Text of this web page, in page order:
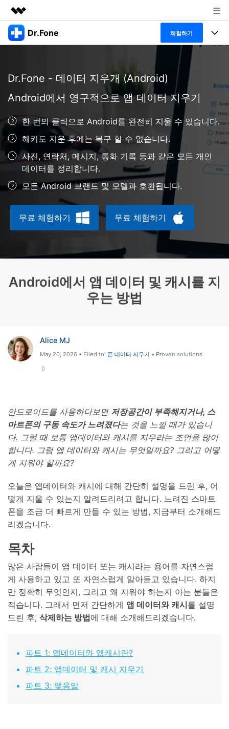
주요 제품
개요
솔루션
회사 소개
플랜 및 가격
도움말 센터
Dr.Fone 체험하기
특징
Dr.Fone Basic
폴 툴킷 보기 >
프로그램
온라인
더 보기
닥터폰 하이라이트 살펴보기
사용 방법은 무엇입니까?
리소스
다운로드 센터
공식 설치 파일 및 최신 버전 업데이트를 제공
🔓️온라인 잠금 해제
iOS26 다운그레이드
무료 다운로드 로그인
검색하기
Dr.Fone - 데이터 지우개 (Android)
Android에서 영구적으로 앱 데이터 지우기
한 번의 클릭으로 Android를 완전히 지울 수 있습니다.
해커도 지운 후에는 복구 할 수 없습니다.
사진, 연락처, 메시지, 통화 기록 등과 같은 모든 개인
데이터를 정리합니다.
모든 Android 브랜드 및 모델과 호환됩니다.
무료 체험하기 무료 체험하기
Android에서 앱 데이터 및 캐시를 지
우는 방법
Alice MJ
May 20, 2026 • Filed to: 폰 데이터 지우기 • Proven solutions
0
안드로이드를 사용하다보면 저장공간이 부족해지거나, 스
마트폰의 구동 속도가 느려졌다는 것을 느낄 때가 있습니
다. 그럴 때 보통 앱데이터와 캐시를 지우라는 조언을 많이
합니다. 그럼 앱 데이터와 캐시는 무엇일까요? 그리고 어떻
게 지워야 할까요?
오늘은 앱데이터와 캐시에 대해 간단히 설명을 드린 후, 어
떻게 지울 수 있는지 알려드리려고 합니다. 느려진 스마트
폰을 조금 더 빠르게 만들 수 있는 방법, 지금부터 소개해드
리겠습니다.
목차
많은 사람들이 앱 데이터 또는 캐시라는 용어를 자연스럽
게 사용하고 있고 또 자연스럽게 알아듣고 있습니다. 하지
만 정확히 무엇인지, 그리고 왜 지워야 하는지 아는 분들은
적습니다. 그래서 먼저 간단하게 앱 데이터와 캐시를 설명
드린 후, 삭제하는 방법에 대해 소개해드리겠습니다.
파트 1: 앱데이터와 앱캐시란?
파트 2: 앱데이터 및 캐시 지우기
파트 3: 맺음말